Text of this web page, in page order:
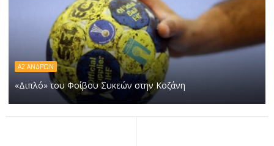
Α2 ΑΝΔΡΏΝ
«Διπλό» του Φοίβου Συκεών στην Κοζάνη